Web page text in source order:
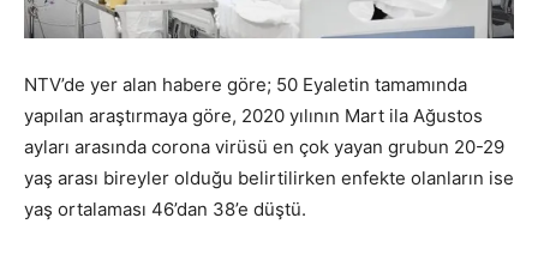
NTV’de yer alan habere göre; 50 Eyaletin tamamında
yapılan araştırmaya göre, 2020 yılının Mart ila Ağustos
ayları arasında corona virüsü en çok yayan grubun 20-29
yaş arası bireyler olduğu belirtilirken enfekte olanların ise
yaş ortalaması 46’dan 38’e düştü.